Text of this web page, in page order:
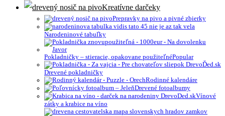
Kreatívne darčeky
Prepravky na pivo a pivné zbierky
Narodeninové tabuľky
Pokladničky – stieracie, opakovane použiteľné
Drevené pokladničky
Rodinné kalendáre
Drevené fotoalbumy
Vínové
zátky a krabice na víno